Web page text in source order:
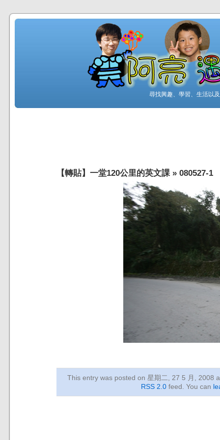
尋找興趣、學習、生活以
【轉貼】一堂120公里的英文課» 080527-1
This entry was posted on 星期二, 27 5 月, 2008
RSS 2.0feed. You can